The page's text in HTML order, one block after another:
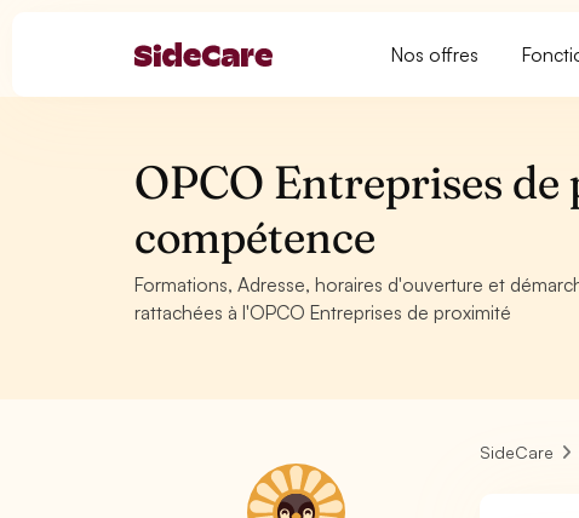
Nos offres
OPCO Entreprises
compétence
Formations, Adresse, horaires d'ouverture et
rattachées à l'OPCO Entreprises de proximité
SideCare